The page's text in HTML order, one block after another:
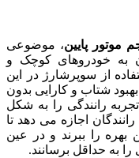
موتور پایین، موضوعی
به خودروهای کوچک و
از سوپرشارژ در این
شتاب و کارایی بدون
رانندگی را به شکل
اجازه می دهد تا
را ببرند و در عین
به حداقل برسانند.